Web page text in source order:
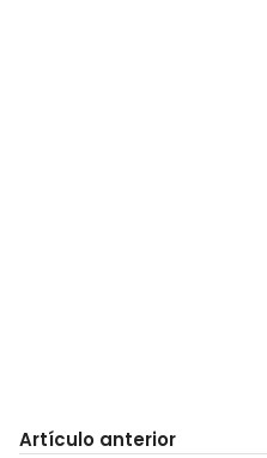
Artículo anterior